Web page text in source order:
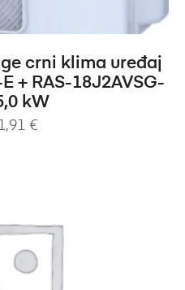
KOŠARICU
crni klima uređaj
+ RAS-18J2AVSG-
kW
€